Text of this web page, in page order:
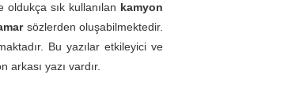
oldukça sık kullanılan kamyon
sözlerden oluşabilmektedir.
Bu yazılar etkileyici ve
arkası yazı vardır.